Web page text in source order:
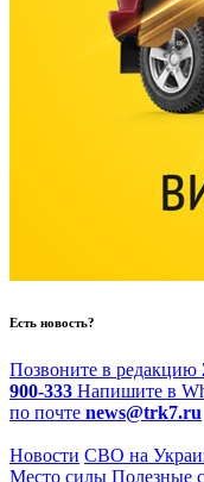
Есть новость?
Позвоните в редакцию
900-333 Напишите в
по почте news@trk7.ru
Новости СВО на
Место силы Полезные